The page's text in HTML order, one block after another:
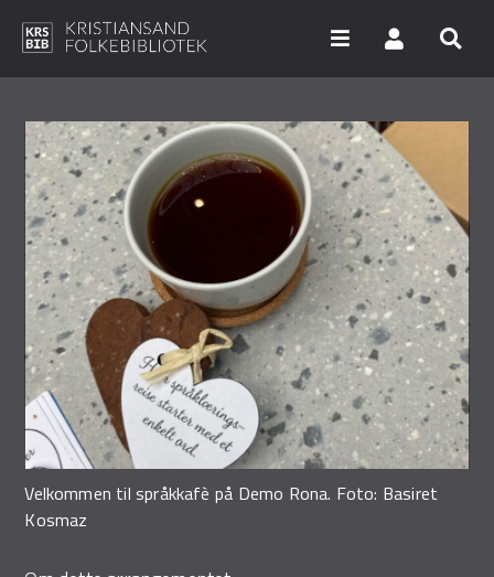
Arrangementer
Bibliotekene
Nyheter
Digitale tjenester
Vi tilbyr
UNG
Søk i våre databaser
hovedinnhold
Velkommen til språkkafè på Demo Rona. Foto: Basiret
Kosmaz